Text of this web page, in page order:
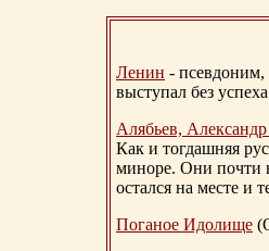
Ленин - псевдоним,
выступал без
Алябьев,
Как и тогдашняя
миноре. Они почти
остался на месте и
Поганое Идолище